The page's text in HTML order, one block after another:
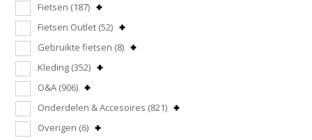
Fietsen (187)
Fietsen Outlet (52)
Gebruikte fietsen (8)
Kleding (352)
O&A (906)
Onderdelen & Accesoires (821)
Overigen (6)